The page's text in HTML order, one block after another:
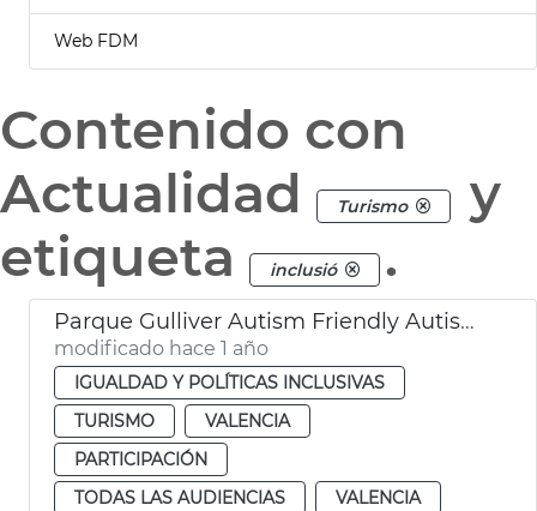
Web FDM
Contenido con
Actualidad
Turismo
y
etiqueta
inclusió .
Parque Gulliver Autism Friendly Autismo València
modificado hace 1 año
IGUALDAD Y POLÍTICAS INCLUSIVAS
TURISMO
VALENCIA
PARTICIPACIÓN
TODAS LAS AUDIENCIAS
VALENCIA